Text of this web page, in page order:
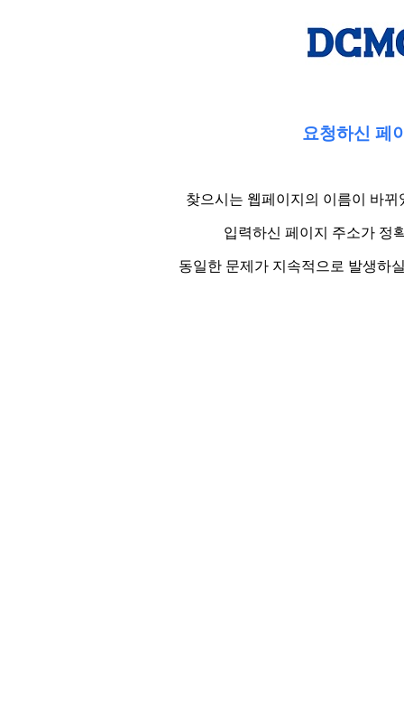
요청하신 페
찾으시는 웹페이지의 이름이 바
입력하신 페이지 주소가 정
동일한 문제가 지속적으로 발생하